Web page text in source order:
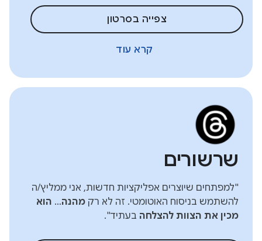
צפייה בסרטון
קרא עוד
שרשורים
"למפתחים שיוצרים אפליקציות חדשות, אני ממליץ/ה
להשתמש בניסוח האוטומטי. זה לא רק מהנה… הוא
מכין את הצוות להצלחה בעתיד".